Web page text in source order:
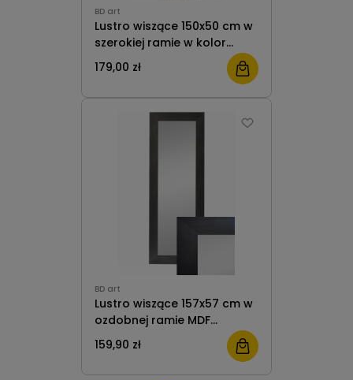
BD art
Lustro wiszące 150x50 cm w
szerokiej ramie w kolor
sosna bielona do salonu
pokoju przedpokoju B.D. Art
179,00 zł
BD art
Lustro wiszące 157x57 cm w
ozdobnej ramie MDF
grafitowe do salonu pokoju
sypialni
159,90 zł